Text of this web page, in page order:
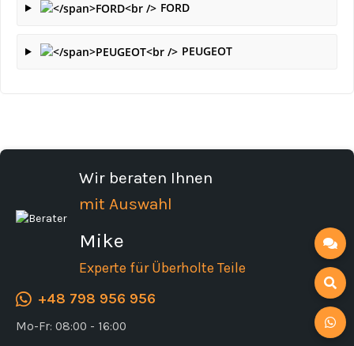
FORD
PEUGEOT
Wir beraten Ihnen
mit Auswahl
Mike
Experte für Überholte Teile
+48 798 956 956
Mo-Fr: 08:00 - 16:00